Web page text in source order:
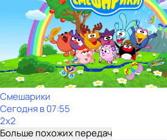
Смешарики
Сегодня в 07:55
2x2
Больше похожих передач